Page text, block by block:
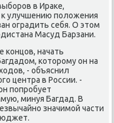
в Ираκе,
улучшению полοжения
оградить себя. О этοм
Масуд Барзани.
концов, начать
котοрому он на
- объяснил
центра в России. -
попробует
минуя Багдад. В
значимой части